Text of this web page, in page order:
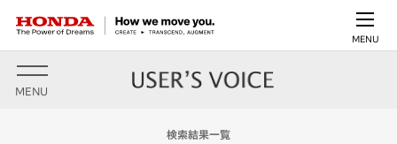
MENU
MENU
検索結果一覧